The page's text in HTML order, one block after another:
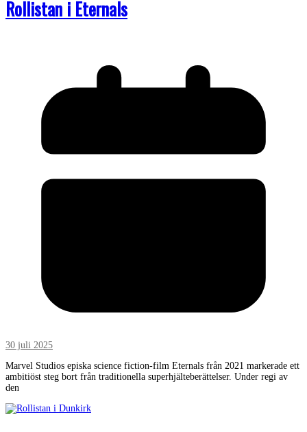
Rollistan i Eternals
30 juli 2025
Marvel Studios episka science fiction-film Eternals från 2021 markerade ett
ambitiöst steg bort från traditionella superhjälteberättelser. Under regi av
den